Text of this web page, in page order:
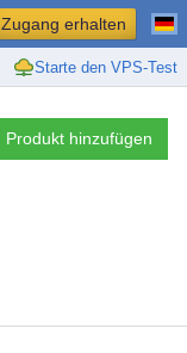
Starte den VPS-Test
Zugang erhalten
Produkt hinzufügen